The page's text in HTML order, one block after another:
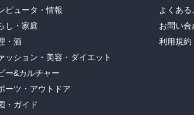
ピュータ・情報
し・家庭
・酒
ッション・美容・ダイエット
ー&カルチャー
ーツ・アウトドア
・ガイド
よくある
お問い合
利用規約